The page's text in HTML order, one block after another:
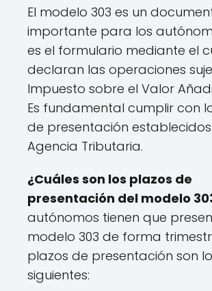
El modelo 303 es un
importante para los
es el formulario mediante el
declaran las operaciones
Impuesto sobre el Valor
Es fundamental cumplir con
de presentación
Agencia Tributaria.
¿Cuáles son los plazos de
presentación del modelo
autónomos tienen que
modelo 303 de forma
plazos de presentación son
siguientes: